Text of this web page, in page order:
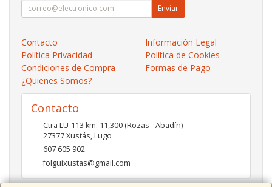
Enviar
Contacto
Información Legal
Política Privacidad
Política de Cookies
Condiciones de Compra
Formas de Pago
¿Quienes Somos?
Contacto
Ctra LU-113 km. 11,300 (Rozas - Abadín)
27377Xustás,Lugo
607 605 902
folguixustas@gmail.com